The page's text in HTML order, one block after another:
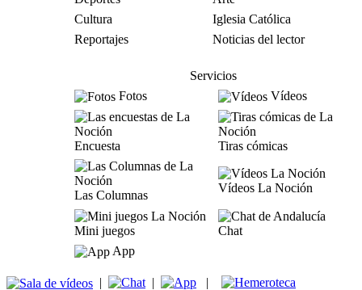
Cultura
Iglesia Católica
Reportajes
Noticias del lector
Servicios
Fotos
Vídeos
Encuesta Tiras cómicas
Las Columnas
Vídeos La Noción
Mini juegos
Chat
App
| | |